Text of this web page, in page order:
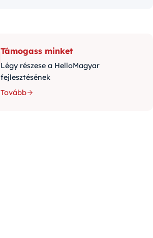
Támogass minket
Légy részese a HelloMagyar
fejlesztésének
Tovább